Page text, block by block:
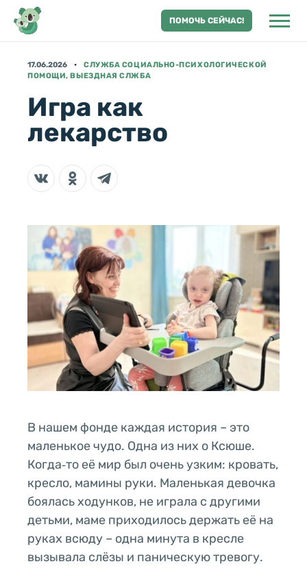
ПОМОЧЬ СЕЙЧАС!
17.06.2026
СЛУЖБА СОЦИАЛЬНО-ПСИХОЛОГИЧЕСКОЙ
ПОМОЩИ, ВЫЕЗДНАЯ СЛЖБА
Игра как
лекарство
В нашем фонде каждая история – это
маленькое чудо. Одна из них о Ксюше.
Когда‑то её мир был очень узким: кровать,
кресло, мамины руки. Маленькая девочка
боялась ходунков, не играла с другими
детьми, маме приходилось держать её на
руках всюду – одна минута в кресле
вызывала слёзы и паническую тревогу.